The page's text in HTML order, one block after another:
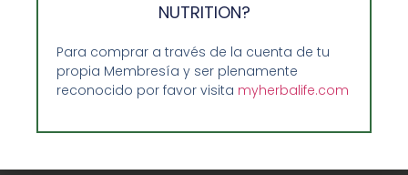
Opiniones de Clientes
Sobre Nosotros y Herbalife
NUTRITION?
Para comprar a través de la cuenta de tu
propia Membresía y ser plenamente
reconocido por favor visita myherbalife.com